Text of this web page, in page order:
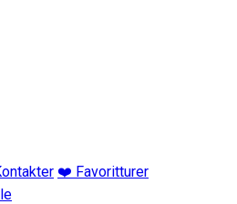
❤️ Favoritturer